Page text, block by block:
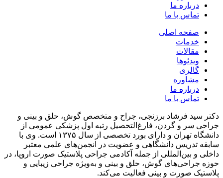
درباره ما
تماس با ما
صفحه اصلی
خدمات
مقالات
ویدئوها
گالری
مشاوره
درباره ما
تماس با ما
دکتر سید فرشاد برزنجی، جراح و متخصص گوش، حلق و بینی و
جراحی سر و گردن، فارغ‌التحصیل رتبه اول پزشکی عمومی از
دانشگاه تهران و دارای بورد تخصصی از سال ۱۳۷۵ است. وی با
سابقه تدریس دانشگاهی و عضویت در انجمن‌های علمی معتبر
داخلی و بین‌المللی از جمله آکادمی جراحی پلاستیک صورت اروپا، در
حوزه جراحی‌های گوش، حلق و بینی و به‌ویژه جراحی زیبایی و
پلاستیک صورت و بینی فعالیت می‌کند.